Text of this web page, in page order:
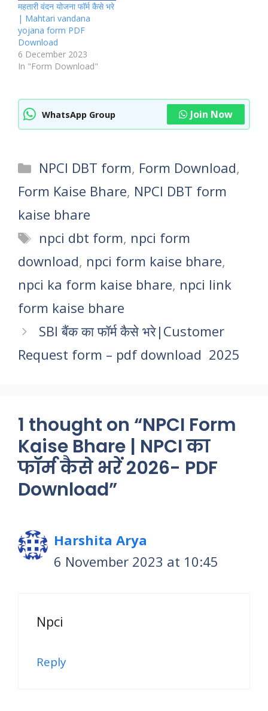
महतारी वंदन योजना फॉर्म कैसे भरे
| Mahtari vandana
yojana form PDF
Download
6 December 2023
In "Form Download"
WhatsApp Group Join Now
Categories
NPCI DBT form, Form Download,
Form Kaise Bhare, NPCI DBT form
kaise bhare
Tags
npci dbt form, npci form
download, npci form kaise bhare,
npci ka form kaise bhare, npci link
form kaise bhare
SBI बैंक का फॉर्म कैसे भरे|Customer
Request form – pdf download 2025
1 thought on “NPCI Form
Kaise Bhare | NPCI का
फॉर्म कैसे भरें 2026- PDF
Download”
Harshita Arya
6 November 2023 at 10:45
Npci
Reply